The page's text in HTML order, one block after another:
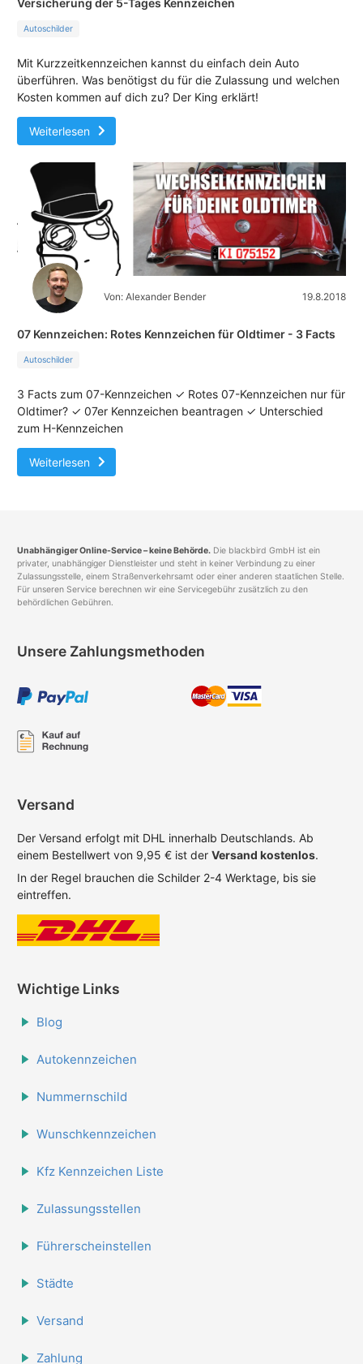
Autoschilder
Mit Kurzzeitkennzeichen kannst du einfach dein Auto
überführen. Was benötigst du für die Zulassung und welchen
Kosten kommen auf dich zu? Der King erklärt!
Weiterlesen
Von: Alexander Bender 19.8.2018
07 Kennzeichen: Rotes Kennzeichen für Oldtimer - 3 Facts
Autoschilder
3 Facts zum 07-Kennzeichen ✓ Rotes 07-Kennzeichen nur für
Oldtimer? ✓ 07er Kennzeichen beantragen ✓ Unterschied
zum H-Kennzeichen
Weiterlesen
Unabhängiger Online-Service – keine Behörde. Die blackbird GmbH ist ein
privater, unabhängiger Dienstleister und steht in keiner Verbindung zu einer
Zulassungsstelle, einem Straßenverkehrsamt oder einer anderen staatlichen Stelle.
Für unseren Service berechnen wir eine Servicegebühr zusätzlich zu den
behördlichen Gebühren.
Unsere Zahlungsmethoden
Versand
Der Versand erfolgt mit DHL innerhalb Deutschlands. Ab
einem Bestellwert von 9,95 € ist der Versand kostenlos.
In der Regel brauchen die Schilder 2-4 Werktage, bis sie
eintreffen.
Wichtige Links
Blog
Autokennzeichen
Nummernschild
Wunschkennzeichen
Kfz Kennzeichen Liste
Zulassungsstellen
Führerscheinstellen
Städte
Versand
Zahlung